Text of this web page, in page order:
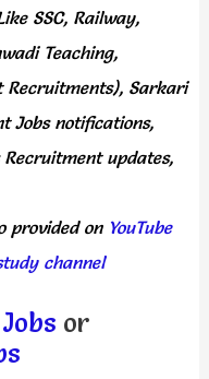
SSC, Railway,
Teaching,
Recruitments), Sarkari
Jobs notifications,
updates,
provided onYouTube
channel
or